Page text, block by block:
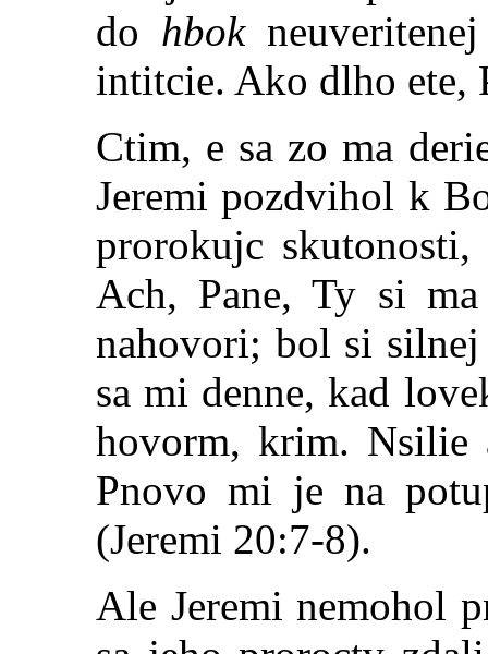
do hbok
intitcie. Ako dlho ete,
Ctim, e sa zo ma
Jeremi pozdvihol k
prorokujc
Ach, Pane, Ty si
nahovori; bol si
sa mi denne, kad
hovorm, krim. Nsilie
Pnovo mi je na
(Jeremi 20:7-8).
Ale Jeremi nemohol